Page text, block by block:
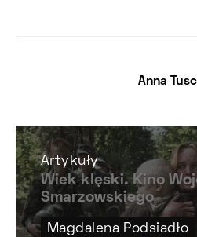
Anna
Artykuły
Wiek klęski. Kino
Smarzowskiego
Magdalena Podsiadło